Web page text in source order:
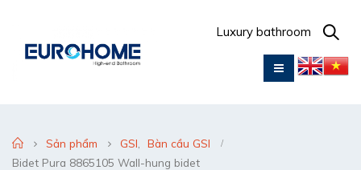
Luxury bathroom
Sản phẩm GSI
Bàn cầu GSI
Bidet Pura 8865105 Wall-hung bidet